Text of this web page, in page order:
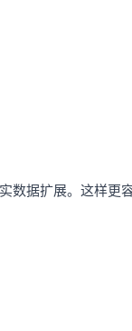
数据扩展。这样更